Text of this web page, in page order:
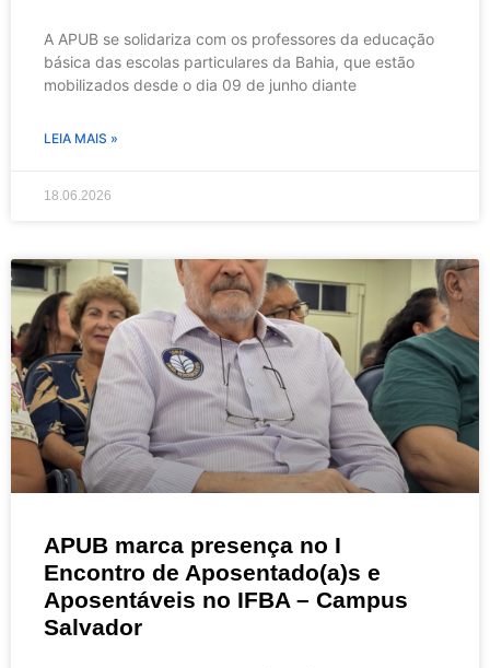
A APUB se solidariza com os professores da educação
básica das escolas particulares da Bahia, que estão
mobilizados desde o dia 09 de junho diante
LEIA MAIS »
18.06.2026
APUB marca presença no I
Encontro de Aposentado(a)s e
Aposentáveis no IFBA – Campus
Salvador